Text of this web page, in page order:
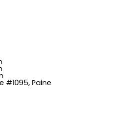
#1095, Paine